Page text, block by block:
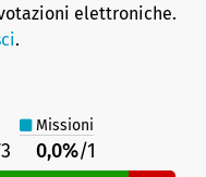
elettroniche.
.
Missioni
0,0%/1